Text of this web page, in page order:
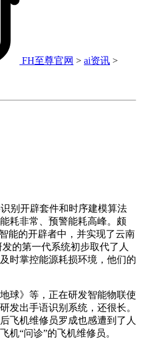
FH至尊官网 > ai资讯 >
开辟套件和时序建模算法
耗非常、预警能耗高峰。颇
能的开辟者中，并实现了云南
的第一代系统初步取代了人
时掌控能源耗损环境，他们的
》等，正在研发智能物联使
发出手语识别系统，还很长。
飞机维修员罗成也感遭到了人
机“问诊”的飞机维修员。